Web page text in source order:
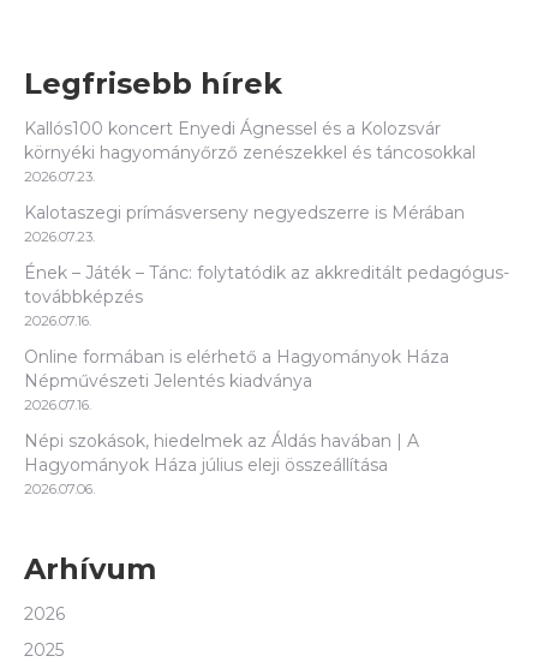
Legfrisebb hírek
Kallós100 koncert Enyedi Ágnessel és a Kolozsvár
környéki hagyományőrző zenészekkel és táncosokkal
2026.07.23.
Kalotaszegi prímásverseny negyedszerre is Mérában
2026.07.23.
Ének – Játék – Tánc: folytatódik az akkreditált pedagógus-
továbbképzés
2026.07.16.
Online formában is elérhető a Hagyományok Háza
Népművészeti Jelentés kiadványa
2026.07.16.
Népi szokások, hiedelmek az Áldás havában | A
Hagyományok Háza július eleji összeállítása
2026.07.06.
Arhívum
2026
2025